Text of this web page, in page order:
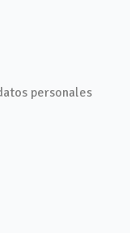
personales